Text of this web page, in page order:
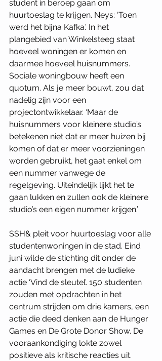
student in beroep gaan om
huurtoeslag te krijgen. Neys: ‘Toen
werd het bijna Kafka.’ In het
plangebied van Winkelsteeg staat
hoeveel woningen er komen en
daarmee hoeveel huisnummers.
Sociale woningbouw heeft een
quotum. Als je meer bouwt, zou dat
nadelig zijn voor een
projectontwikkelaar. ‘Maar de
huisnummers voor kleinere studio’s
betekenen niet dat er meer huizen bij
komen of dat er meer voorzieningen
worden gebruikt, het gaat enkel om
een nummer vanwege de
regelgeving. Uiteindelijk lijkt het te
gaan lukken en zullen ook de kleinere
studio’s een eigen nummer krijgen.’
SSH& pleit voor huurtoeslag voor alle
studentenwoningen in de stad. Eind
juni wilde de stichting dit onder de
aandacht brengen met de ludieke
actie ‘Vind de sleutel’. 150 studenten
zouden met opdrachten in het
centrum strijden om drie kamers, een
actie die deed denken aan de Hunger
Games en De Grote Donor Show. De
vooraankondiging lokte zowel
positieve als kritische reacties uit.